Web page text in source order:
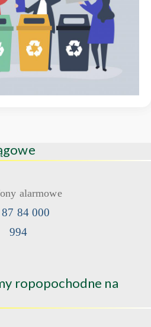
alarmowe
84 000
994
ropopochodne na